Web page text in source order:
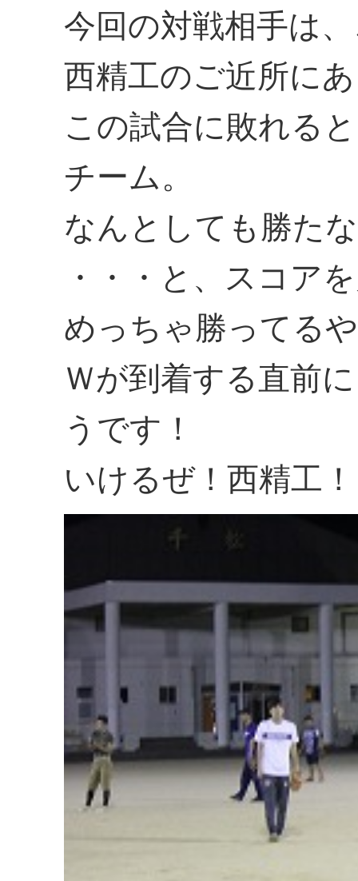
今回の対戦相手は
西精工のご近所に
この試合に敗れる
チーム。
なんとしても勝た
・・・と、スコア
めっちゃ勝ってる
Ｗが到着する直前
うです！
いけるぜ！西精工！